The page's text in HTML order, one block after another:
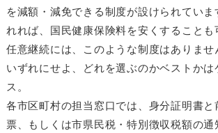
を減額・減免できる制度が設けられていま
れれば、国民健康保険料を安くすることも
任意継続には、このような制度はありませ
いずれにせよ、どれを選ぶのかベストか
ス。
各市区町村の担当窓口では、身分証明書と
票、もしくは市県民税・特別徴収税額の